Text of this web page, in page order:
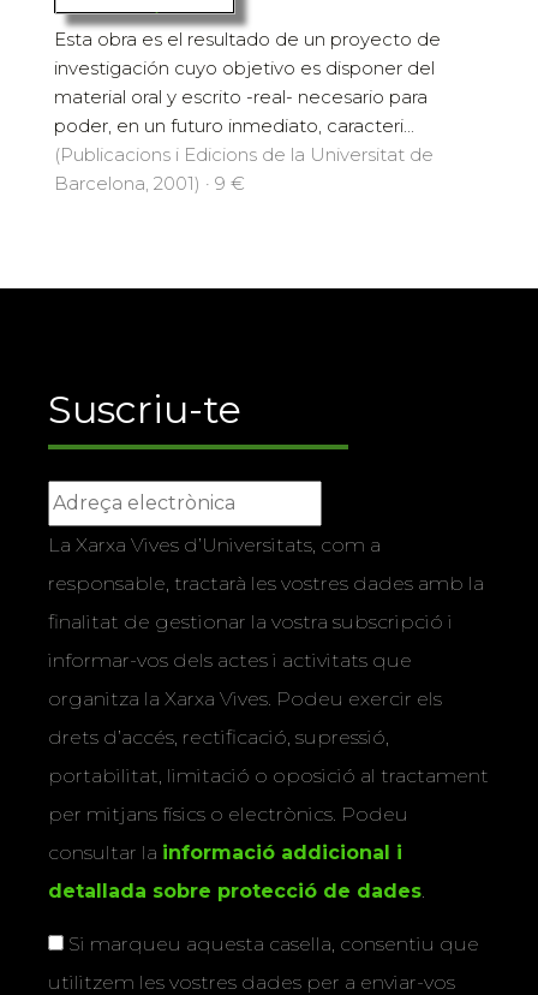
Esta obra es el resultado de un proyecto de
investigación cuyo objetivo es disponer del
material oral y escrito -real- necesario para
poder, en un futuro inmediato, caracteri...
(Publicacions i Edicions de la Universitat de
Barcelona, 2001) · 9 €
Suscriu-te
La Xarxa Vives d’Universitats, com a
responsable, tractarà les vostres dades amb la
finalitat de gestionar la vostra subscripció i
informar-vos dels actes i activitats que
organitza la Xarxa Vives. Podeu exercir els
drets d’accés, rectificació, supressió,
portabilitat, limitació o oposició al tractament
per mitjans físics o electrònics. Podeu
consultar la informació addicional i
detallada sobre protecció de dades.
Si marqueu aquesta casella, consentiu que
utilitzem les vostres dades per a enviar-vos